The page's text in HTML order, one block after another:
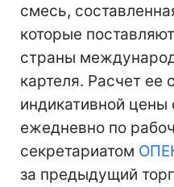
смесь,
которые
страны
картеля. Расчет ее
индикативной цены
ежедневно по
секретариатом
за предыдущий